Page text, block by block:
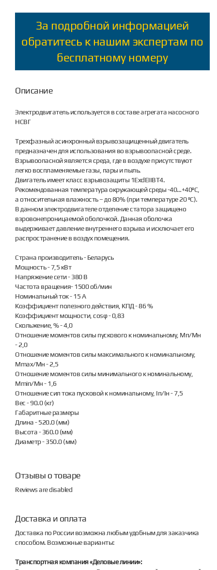
За подробной информацией
обратитесь к нашим экспертам по
бесплатному номеру
Описание
Электродвигатель используется в составе агрегата насосного
НСВГ
Трехфазный асинхронный взрывозащищенный двигатель
предназначен для использования во взрывоопасной среде.
Взрывоопасной является среда, где в воздухе присутствуют
легко воспламеняемые газы, пары и пыль.
Двигатель имеет класс взрывозащиты 1ЕхdЕIIВТ4.
Рекомендованная температура окружающей среды -40…+40ºС,
а относительная влажность – до 80% (при температуре 20 ºС).
В данном электродвигателе отделение статора защищено
взровонепроницаемой оболочкой. Данная оболочка
выдерживает давление внутреннего взрыва и исключает его
распространение в воздух помещения.
Страна производитель - Беларусь
Мощность - 7,5 кВт
Напряжение сети - 380 В
Частота вращения- 1500 об/мин
Номинальный ток - 15 А
Коэффициент полезного действия, КПД - 86 %
Коэффициент мощности, cosφ - 0,83
Скольжение, % - 4,0
Отношение моментов силы пускового к номинальному, Мп/Мн
- 2,0
Отношение моментов силы максимального к номинальному,
Mmax/Мн - 2,5
Отношение моментов силы минимального к номинальному,
Мmin/Мн - 1,6
Отношение сил тока пусковой к номинальному, Iп/Iн - 7,5
Вес - 90.0 (кг)
Габаритные размеры
Длина - 520.0 (мм)
Высота - 360.0 (мм)
Диаметр - 350.0 (мм)
Отзывы о товаре
Reviews are disabled
Доставка и оплата
Доставка по России возможна любым удобным для заказчика
способом. Возможные варианты:
Транспортная компания «Деловые линии»: